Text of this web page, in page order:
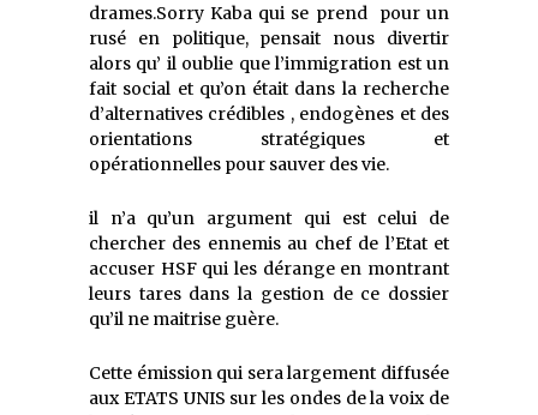
drames.Sorry Kaba qui se prend pour un
rusé en politique, pensait nous divertir
alors qu’ il oublie que l’immigration est un
fait social et qu’on était dans la recherche
d’alternatives crédibles , endogènes et des
orientations stratégiques et
opérationnelles pour sauver des vie.
il n’a qu’un argument qui est celui de
chercher des ennemis au chef de l’Etat et
accuser HSF qui les dérange en montrant
leurs tares dans la gestion de ce dossier
qu’il ne maitrise guère.
Cette émission qui sera largement diffusée
aux ETATS UNIS sur les ondes de la voix de